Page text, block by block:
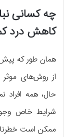
چه کسانی
کاهش درد
همان طور که
از روش‌های
حال، همه افراد
شرایط خاص
ممکن است